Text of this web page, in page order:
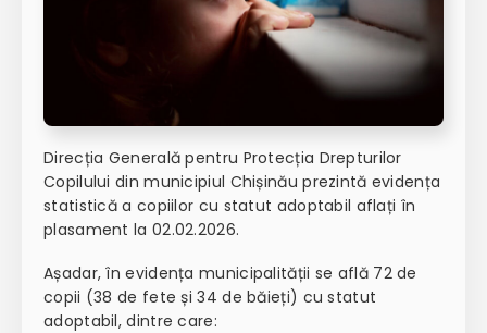
Direcția Generală pentru Protecția Drepturilor
Copilului din municipiul Chișinău prezintă evidența
statistică a copiilor cu statut adoptabil aflați în
plasament la 02.02.2026.
Așadar, în evidența municipalității se află 72 de
copii (38 de fete și 34 de băieți) cu statut
adoptabil, dintre care: